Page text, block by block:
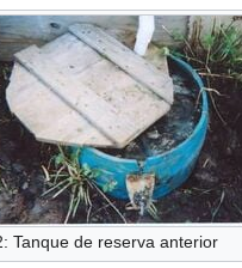
Tanque de reserva anterior